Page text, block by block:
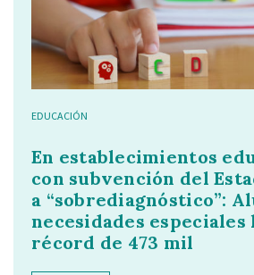
EDUCACIÓN
En establecimientos
con subvención del
a “sobrediagnóstico”:
necesidades especiales
récord de 473 mil